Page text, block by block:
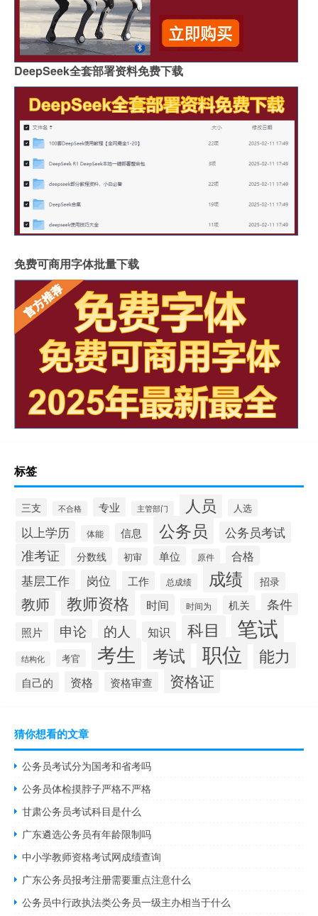
DeepSeek全套部署资料免费下载
免费可商用字体批量下载
标签
三支 不合格 专业 主管部门 人员 人选
以上学历 体能 信息 公务员 公务员考试
准考证 分数线 初审 单位 原件 合格
基层工作 岗位 工作 总成绩 成绩 招录
教师 教师资格 时间 时间为 机关 条件
照片 申论 的人 知识 科目 笔试
结构化 考官 考生 考试 职位 能力
自己的 资格 资格审查 资格证
猜你想看的文章
公务员考试分为国考和省考吗
公务员体检摸脖子严格不严格
甘肃公务员考试科目是什么
广东遴选公务员有年龄限制吗
中小学教师资格考试网成绩查询
广东公务员报考注册需要重点注意什么
公务员中行政执法类公务员一级主办相当于什么